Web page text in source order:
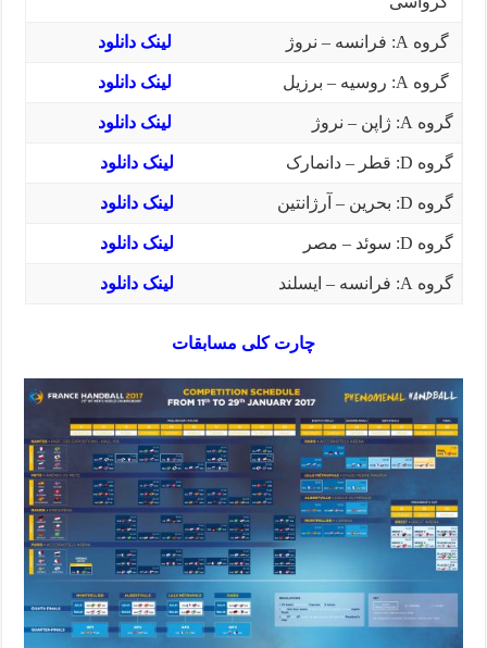
گروه A: فرانسه – نروژ لینک دانلود
گروه A: روسیه – برزیل لینک دانلود
گروه A: ژاپن – نروژ لینک دانلود
گروه D: قطر – دانمارک لینک دانلود
گروه D: بحرین – آرژانتین لینک دانلود
گروه D: سوئد – مصر لینک دانلود
گروه A: فرانسه – ایسلند لینک دانلود
چارت کلی مسابقات